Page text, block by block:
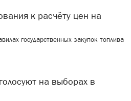
государственных закупок топлива